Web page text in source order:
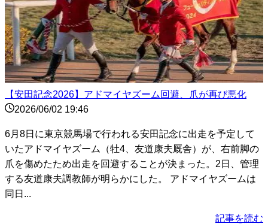
【安田記念2026】アドマイヤズーム回避、爪が再び悪化
2026/06/02 19:46
6月8日に東京競馬場で行われる安田記念に出走を予定して
いたアドマイヤズーム（牡4、友道康夫厩舎）が、右前脚の
爪を傷めたため出走を回避することが決まった。2日、管理
する友道康夫調教師が明らかにした。 アドマイヤズームは
同日...
記事を読む